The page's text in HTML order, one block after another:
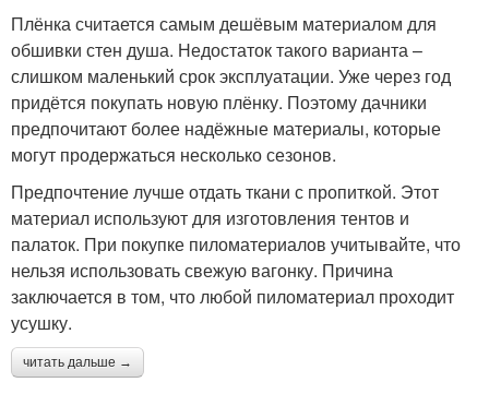
Плёнка считается самым дешёвым материалом для
обшивки стен душа. Недостаток такого варианта –
слишком маленький срок эксплуатации. Уже через год
придётся покупать новую плёнку. Поэтому дачники
предпочитают более надёжные материалы, которые
могут продержаться несколько сезонов.
Предпочтение лучше отдать ткани с пропиткой. Этот
материал используют для изготовления тентов и
палаток. При покупке пиломатериалов учитывайте, что
нельзя использовать свежую вагонку. Причина
заключается в том, что любой пиломатериал проходит
усушку.
читать дальше →